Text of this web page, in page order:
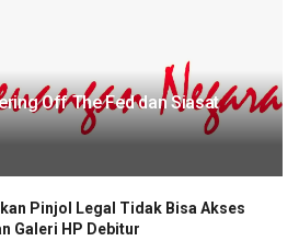
Off The Fed dan Siasat
Pinjol Legal Tidak Bisa Akses
Galeri HP Debitur